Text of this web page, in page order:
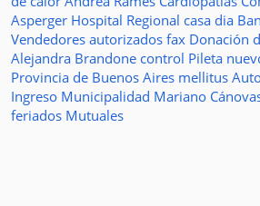
Asperger Hospital Regional casa dia
Vendedores autorizados fax Donación
Alejandra Brandone control Pileta
Provincia de Buenos Aires mellitus
Ingreso Municipalidad Mariano
feriados Mutuales